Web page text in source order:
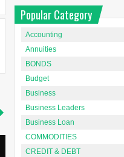
Popular Category
Accounting
Annuities
BONDS
Budget
Business
Business Leaders
Business Loan
COMMODITIES
CREDIT & DEBT